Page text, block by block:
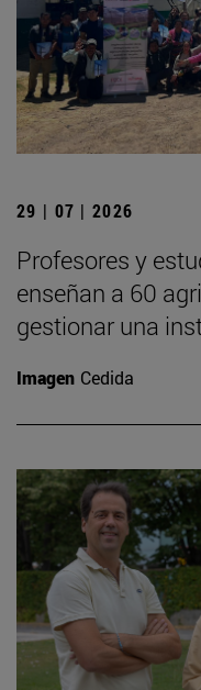
29 | 07 | 2026
Profesores y
enseñan a 60
gestionar una
Imagen Cedida